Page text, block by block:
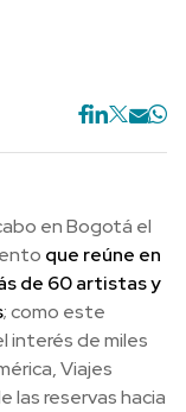
en Bogotá el
que reúne en
de 60 artistas y
; como este
interés de miles
Viajes
las reservas hacia